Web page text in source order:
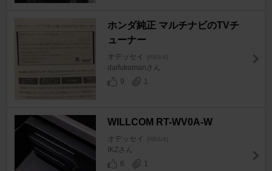
ホンダ純正 マルチナビのTVチ
ューナー
オデッセイ [RB3/4]
daifukumanさん
9
1
WILLCOM RT-WV0A-W
オデッセイ [RB3/4]
IKZさん
6
1